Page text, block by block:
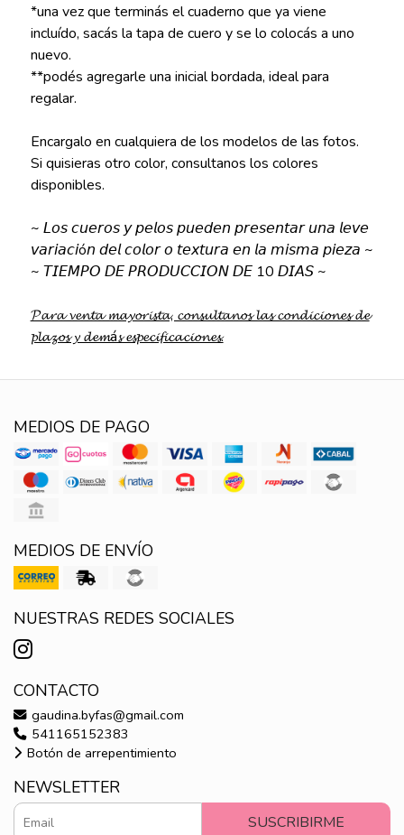
*una vez que terminás el cuaderno que ya viene
incluído, sacás la tapa de cuero y se lo colocás a uno
nuevo.
**podés agregarle una inicial bordada, ideal para
regalar.
Encargalo en cualquiera de los modelos de las fotos.
Si quisieras otro color, consultanos los colores
disponibles.
~ 𝘓𝘰𝘴 𝘤𝘶𝘦𝘳𝘰𝘴 𝘺 𝘱𝘦𝘭𝘰𝘴 𝘱𝘶𝘦𝘥𝘦𝘯 𝘱𝘳𝘦𝘴𝘦𝘯𝘵𝘢𝘳 𝘶𝘯𝘢 𝘭𝘦𝘷𝘦
𝘷𝘢𝘳𝘪𝘢𝘤𝘪ó𝘯 𝘥𝘦𝘭 𝘤𝘰𝘭𝘰𝘳 𝘰 𝘵𝘦𝘹𝘵𝘶𝘳𝘢 𝘦𝘯 𝘭𝘢 𝘮𝘪𝘴𝘮𝘢 𝘱𝘪𝘦𝘻𝘢 ~
~ 𝘛𝘐𝘌𝘔𝘗𝘖 𝘋𝘌 𝘗𝘙𝘖𝘋𝘜𝘊𝘊𝘐𝘖𝘕 𝘋𝘌 10 𝘋𝘐𝘈𝘚 ~
𝓟𝓪𝓻𝓪 𝓿𝓮𝓷𝓽𝓪 𝓶𝓪𝔂𝓸𝓻𝓲𝓼𝓽𝓪, 𝓬𝓸𝓷𝓼𝓾𝓵𝓽𝓪𝓷𝓸𝓼 𝓵𝓪𝓼 𝓬𝓸𝓷𝓭𝓲𝓬𝓲𝓸𝓷𝓮𝓼 𝓭𝓮
𝓹𝓵𝓪𝔃𝓸𝓼 𝔂 𝓭𝓮𝓶á𝓼 𝓮𝓼𝓹𝓮𝓬𝓲𝓯𝓲𝓬𝓪𝓬𝓲𝓸𝓷𝓮𝓼.
MEDIOS DE PAGO
MEDIOS DE ENVÍO
NUESTRAS REDES SOCIALES
CONTACTO
gaudina.byfas@gmail.com
541165152383
Botón de arrepentimiento
NEWSLETTER
SUSCRIBIRME